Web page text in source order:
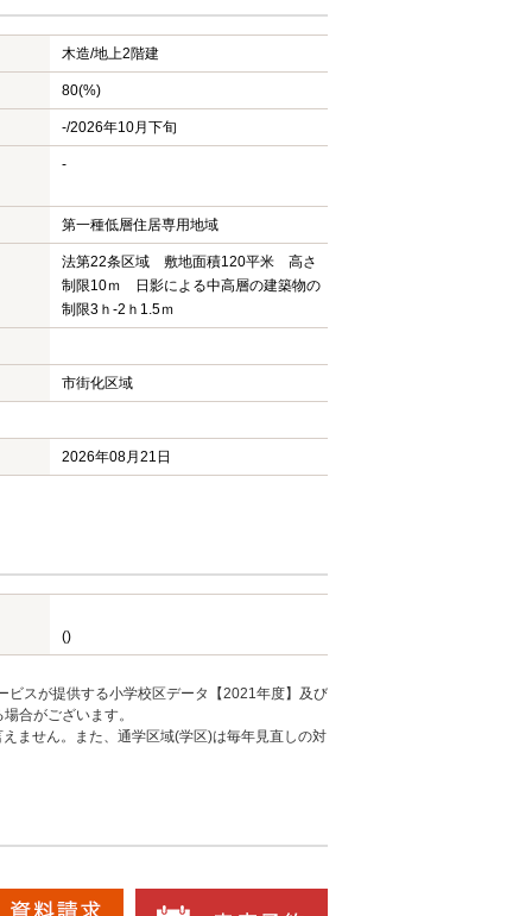
木造/地上2階建
80(%)
-/2026年10月下旬
-
第一種低層住居専用地域
法第22条区域 敷地面積120平米 高さ
制限10ｍ 日影による中高層の建築物の
制限3ｈ-2ｈ1.5ｍ
市街化区域
2026年08月21日
()
ビスが提供する小学校区データ【2021年度】及び
合がございます。
ません。また、通学区域(学区)は毎年見直しの対